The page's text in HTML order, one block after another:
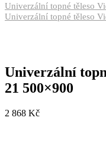
Univerzální topné těleso
Univerzální topné těleso
Univerzální
21 500×900
2 868 Kč